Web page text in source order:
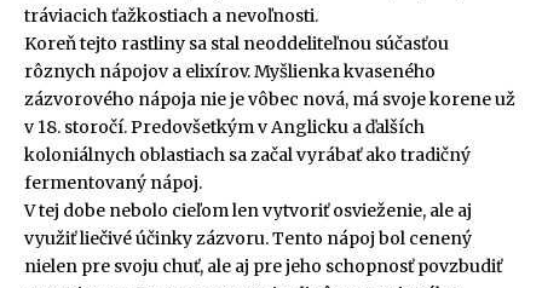
tráviacich ťažkostiach a nevoľnosti.
Koreň tejto rastliny sa stal neoddeliteľnou súčasťou
rôznych nápojov a elixírov. Myšlienka kvaseného
zázvorového nápoja nie je vôbec nová, má svoje korene už
v 18. storočí. Predovšetkým v Anglicku a ďalších
koloniálnych oblastiach sa začal vyrábať ako tradičný
fermentovaný nápoj.
V tej dobe nebolo cieľom len vytvoriť osvieženie, ale aj
využiť liečivé účinky zázvoru. Tento nápoj bol cenený
nielen pre svoju chuť, ale aj pre jeho schopnosť povzbudiť